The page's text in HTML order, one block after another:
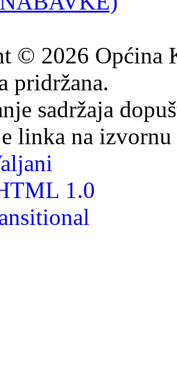
© 2026 Općina
pridržana.
sadržaja
linka na izvornu